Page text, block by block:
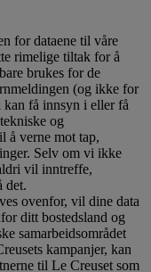
for dataene til våre
rimelige tiltak for å
brukes for de
(og ikke for
kan få innsyn i eller få
og
å verne mot tap,
Selv om vi ikke
vil inntreffe,
det.
ovenfor, vil dine data
ditt bostedsland og
samarbeidsområdet
kampanjer, kan
til Le Creuset som